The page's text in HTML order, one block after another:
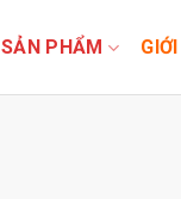
SẢN PHẨM